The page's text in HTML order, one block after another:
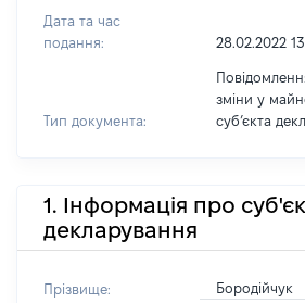
Дата та час
подання:
28.02.2022
Тип документа:
зміни у
субʼєкта
1. Інформація про
декларування
Прізвище: Бородійчук